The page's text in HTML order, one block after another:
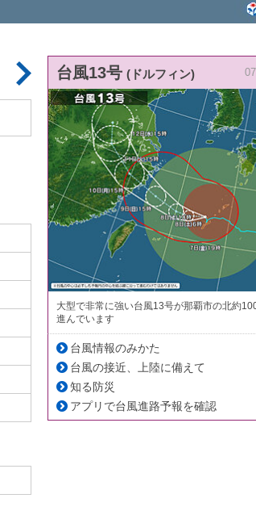
台風13号 (ドルフィン)
大型で非常に強い台風13号が那覇市の北約
進んでいます
台風情報のみかた
台風の接近、上陸に備えて
知る防災
アプリで台風進路予報を確認